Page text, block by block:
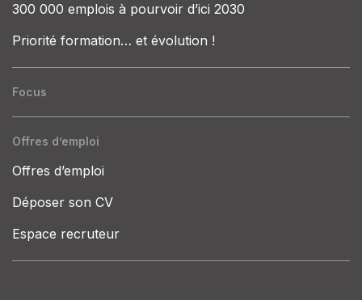
300 000 emplois à pourvoir d’ici 2030
Priorité formation… et évolution !
Focus
Offres d’emploi
Offres d’emploi
Déposer son CV
Espace recruteur